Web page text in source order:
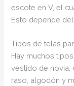
escote en V, el
Esto depende
Tipos de telas
Hay muchos
vestido de novia,
raso, algodón y